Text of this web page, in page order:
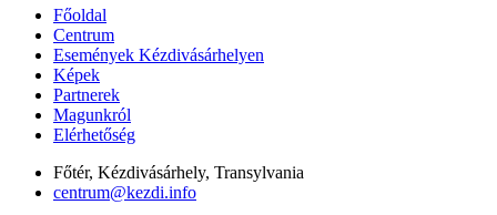
Főoldal
Centrum
Események Kézdivásárhelyen
Képek
Partnerek
Magunkról
Elérhetőség
Főtér, Kézdivásárhely, Transylvania
centrum@kezdi.info